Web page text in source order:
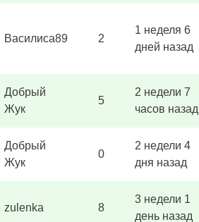
Василиса89 2
1 неделя 6
дней назад
Добрый
Жук
5
2 недели 7
часов назад
Добрый
Жук
0
2 недели 4
дня назад
zulenka 8
3 недели 1
день назад